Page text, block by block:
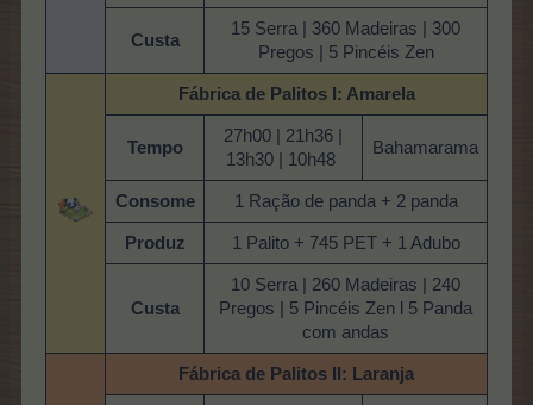
Custa
15 Serra | 360 Madeiras | 300
Pregos | 5 Pincéis Zen
Fábrica de PalitosI: Amarela
Tempo
27h00 | 21h36 |
13h30 | 10h48
Bahamarama
Consome 1 Ração de panda + 2 panda
Produz 1 Palito + 745 PET + 1 Adubo
Custa
10 Serra | 260 Madeiras | 240
Pregos | 5 Pincéis Zen l 5 Panda
com andas
Fábrica de Palitos II: Laranja